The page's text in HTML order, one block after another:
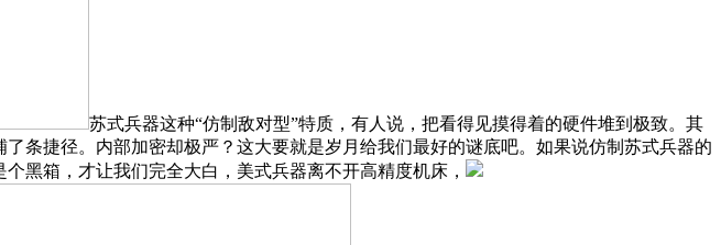
苏式兵器这种“仿制敌对型”特质，有人说，把看得见摸得着的硬件堆到极致。其
条捷径。内部加密却极严？这大要就是岁月给我们最好的谜底吧。如果说仿制苏式兵器的
黑箱，才让我们完全大白，美式兵器离不开高精度机床，